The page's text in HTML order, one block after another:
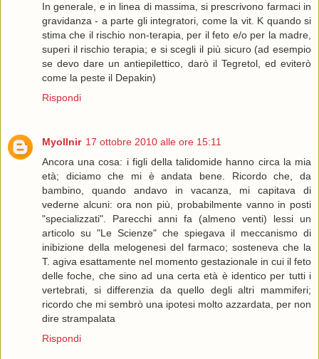
In generale, e in linea di massima, si prescrivono farmaci in
gravidanza - a parte gli integratori, come la vit. K quando si
stima che il rischio non-terapia, per il feto e/o per la madre,
superi il rischio terapia; e si scegli il più sicuro (ad esempio
se devo dare un antiepilettico, darò il Tegretol, ed eviterò
come la peste il Depakin)
Rispondi
Myollnir 17 ottobre 2010 alle ore 15:11
Ancora una cosa: i figli della talidomide hanno circa la mia
età; diciamo che mi è andata bene. Ricordo che, da
bambino, quando andavo in vacanza, mi capitava di
vederne alcuni: ora non più, probabilmente vanno in posti
"specializzati". Parecchi anni fa (almeno venti) lessi un
articolo su "Le Scienze" che spiegava il meccanismo di
inibizione della melogenesi del farmaco; sosteneva che la
T. agiva esattamente nel momento gestazionale in cui il feto
delle foche, che sino ad una certa età è identico per tutti i
vertebrati, si differenzia da quello degli altri mammiferi;
ricordo che mi sembrò una ipotesi molto azzardata, per non
dire strampalata
Rispondi